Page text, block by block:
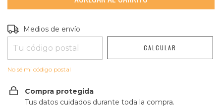
Entregas para el CP:
Medios de envío
CALCULAR
No sé mi código postal
Compra protegida
Tus datos cuidados durante toda la compra.